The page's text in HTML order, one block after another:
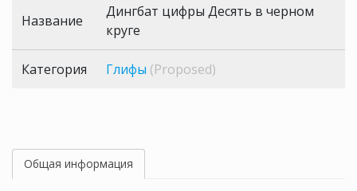
Название
Дингбат цифры Десять в черном
круге
Категория Глифы (Proposed)
Общая информация